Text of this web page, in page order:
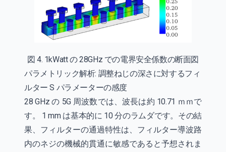
図 4. 1kWatt の 28GHz での電界安全係数の断面図
パラメトリック解析: 調整ねじの深さに対するフィ
ルター S パラメーターの感度
28 GHz の 5G 周波数では、波長は約 10.71 ｍｍで
す。 1 mm は基本的に 10 分のラムダです。その結
果、フィルターの通過特性は、フィルター導波路
内のネジの機械的貫通に敏感であると予想されま